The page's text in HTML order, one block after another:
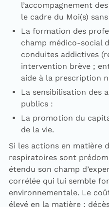
l’accompagnement
le cadre du Moi(s)
La formation des
champ médico-social
conduites addictives
intervention brève ;
aide à la prescription
La sensibilisation des
publics :
La promotion du
de la vie.
Si les actions en matière
respiratoires sont
étendu son champ
corrélée qui lui semble
environnementale. Le
élevé en la matière :